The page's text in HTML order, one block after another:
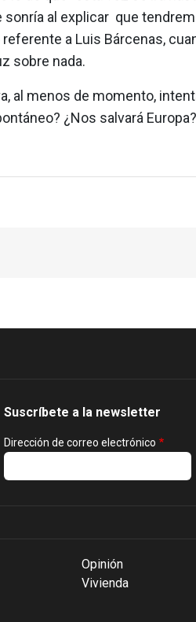
sonría al explicar que
a Luis Bárcenas,
sobre nada.
al menos de momento,
¿Nos salvará
Suscríbete a la newsletter
Dirección de correo electrónico
Opinión
Vivienda